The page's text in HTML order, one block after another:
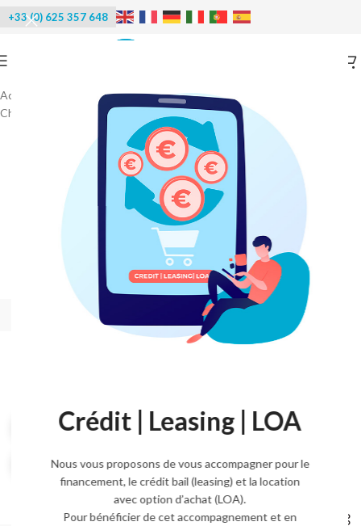
Crédit | Leasing | LOA
Nous vous proposons de vous accompagner pour le
financement, le crédit bail (leasing) et la location
avec option d’achat (LOA).
Pour bénéficier de cet accompagnement et en
+33 (0) 625 357 648
Accueil Réfrigération/Chambre froide avec groupe frigorifique
Chambre froide positive
-15%
Voir la vidéo
Agrandir l'image